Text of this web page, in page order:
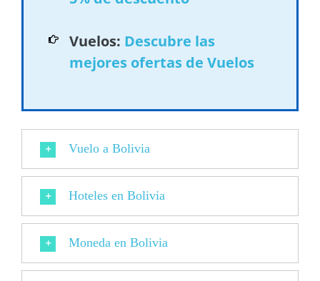
Vuelos: Descubre las
mejores ofertas de Vuelos
Vuelo a Bolivia
Hoteles en Bolivia
Moneda en Bolivia